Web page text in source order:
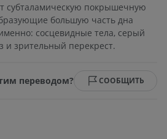
субталамическую покрышечную
большую часть дна
сосцевидные тела, серый
и зрительный перекрест.
переводом? СООБЩИТЬ